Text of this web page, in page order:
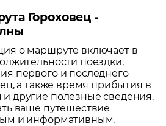
Гороховец -
о маршруте включает в
поездки,
первого и последнего
, а также время прибытия в
и другие полезные сведения.
ваше путешествие
и информативным.